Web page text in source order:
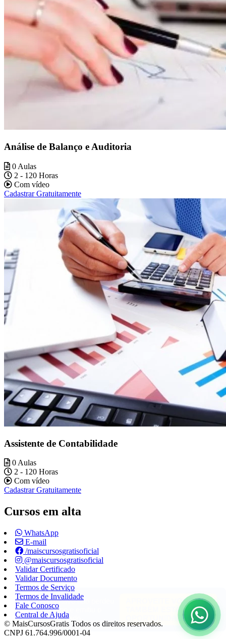
Análise de Balanço e Auditoria
0 Aulas
2 - 120 Horas
Com vídeo
Cadastrar Gratuitamente
Assistente de Contabilidade
0 Aulas
2 - 120 Horas
Com vídeo
Cadastrar Gratuitamente
Cursos em alta
WhatsApp
E-mail
/maiscursosgratisoficial
@maiscursosgratisoficial
Validar Certificado
Validar Documento
Termos de Serviço
Termos de Invalidade
Fale Conosco
Central de Ajuda
© MaisCursosGratis Todos os direitos reservados.
CNPJ 61.764.996/0001-04